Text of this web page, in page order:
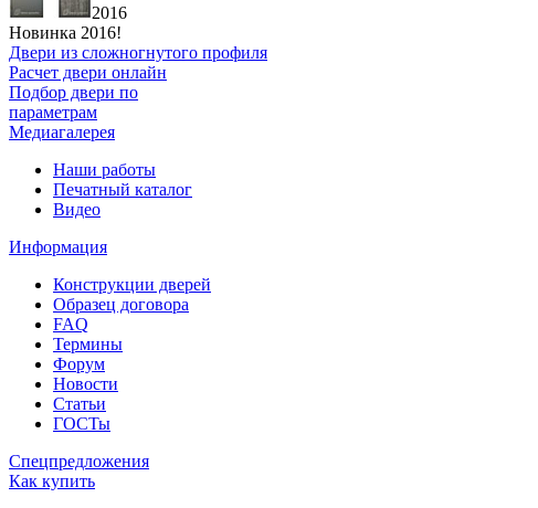
2016
Новинка 2016!
Двери из сложногнутого профиля
Расчет двери онлайн
Подбор двери по
параметрам
Медиагалерея
Наши работы
Печатный каталог
Видео
Информация
Конструкции дверей
Образец договора
FAQ
Термины
Форум
Новости
Статьи
ГОСТы
Спецпредложения
Как купить